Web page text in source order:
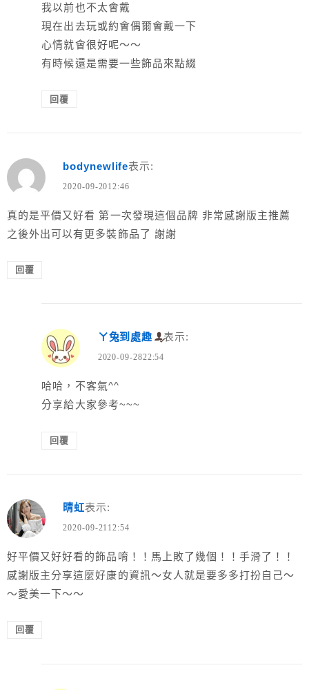
我以前也不太會戴
現在出去玩或約會偶爾會戴一下
心情就會很好呢～～
有時候還是需要一些飾品來點綴
回覆
bodynewlife表示:
2020-09-2012:46
真的是平價又好看 第一次發現這個品牌 非常感謝版主推薦
之後外出可以有更多裝飾品了 謝謝
回覆
ㄚ兔到處趣 表示:
2020-09-2822:54
哈哈，不客氣^^
分享給大家參考~~~
回覆
晴虹表示:
2020-09-2112:54
好平價又好好看的飾品唷！！馬上敗了幾個！！手滑了！！
感謝版主分享這麼好康的資訊～女人就是要多多打扮自己～
～愛美一下～～
回覆